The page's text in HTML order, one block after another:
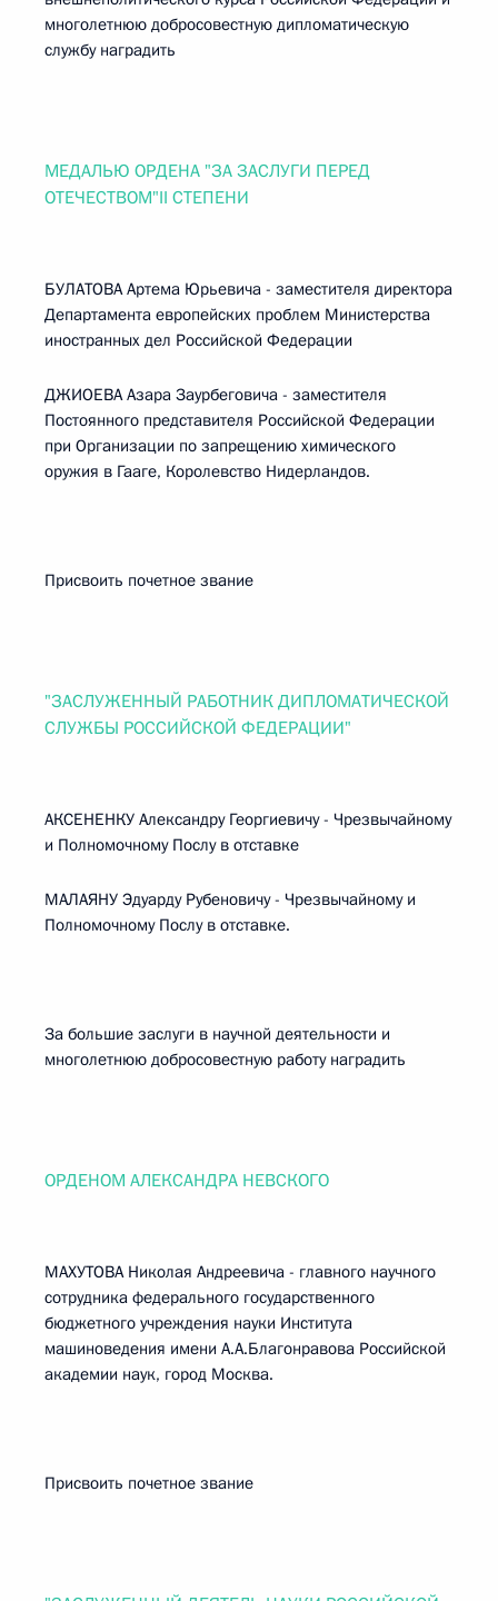
многолетнюю добросовестную дипломатическую
службу наградить
МЕДАЛЬЮ ОРДЕНА "ЗА ЗАСЛУГИ ПЕРЕД
ОТЕЧЕСТВОМ"II СТЕПЕНИ
БУЛАТОВА Артема Юрьевича - заместителя директора
Департамента европейских проблем Министерства
иностранных дел Российской Федерации
ДЖИОЕВА Азара Заурбеговича - заместителя
Постоянного представителя Российской Федерации
при Организации по запрещению химического
оружия в Гааге, Королевство Нидерландов.
Присвоить почетное звание
"ЗАСЛУЖЕННЫЙ РАБОТНИК ДИПЛОМАТИЧЕСКОЙ
СЛУЖБЫ РОССИЙСКОЙ ФЕДЕРАЦИИ"
АКСЕНЕНКУ Александру Георгиевичу - Чрезвычайному
и Полномочному Послу в отставке
МАЛАЯНУ Эдуарду Рубеновичу - Чрезвычайному и
Полномочному Послу в отставке.
За большие заслуги в научной деятельности и
многолетнюю добросовестную работу наградить
ОРДЕНОМ АЛЕКСАНДРА НЕВСКОГО
МАХУТОВА Николая Андреевича - главного научного
сотрудника федерального государственного
бюджетного учреждения науки Института
машиноведения имени А.А.Благонравова Российской
академии наук, город Москва.
Присвоить почетное звание